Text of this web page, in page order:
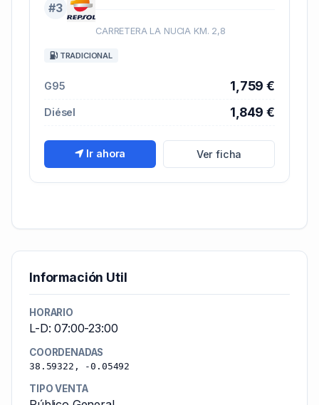
#3
CARRETERA LA NUCIA KM. 2,8
TRADICIONAL
G95 1,759 €
Diésel 1,849 €
Ir ahora Ver ficha
Información Util
HORARIO
L-D: 07:00-23:00
COORDENADAS
38.59322, -0.05492
TIPO VENTA